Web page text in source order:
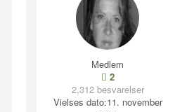
Medlem
2
2,312 besvarelser
Vielses dato:11. november